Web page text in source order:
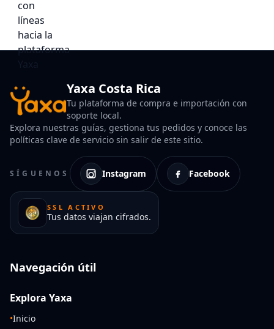
Yaxa Costa Rica
Tu plataforma de compra e importación con
soporte local.
Explora nuestras guías, gestiona tus pedidos y conoce las
políticas clave de servicio sin salir de este sitio.
SÍGUENOS Instagram Facebook
SSL ACTIVO
Tus datos viajan cifrados.
Navegación útil
Explora Yaxa
•Inicio